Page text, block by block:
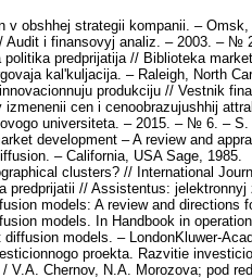
v obshhej strategii kompanii. – Omsk,
Audit i finansovyj analiz. – 2003. – №
predprijatija // Biblioteka
kal'kuljacija. – Raleigh, North
produkciju // Vestnik
cen i cenoobrazujushhij
universiteta. – 2015. – № 6. – S.
development – A review and
– California, USA Sage, 1985.
clusters? // International
predprijatii // Assistentus:
models: A review and
models. In Handbook in
models. – LondonKluwer-
proekta. Razvitie
V.A. Chernov, N.A. Morozova; pod